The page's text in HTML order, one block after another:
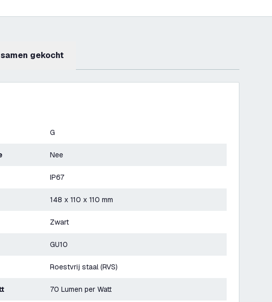
samen gekocht
G
Nee
IP67
148 x 110 x 110 mm
Zwart
GU10
Roestvrij staal (RVS)
70 Lumen per Watt